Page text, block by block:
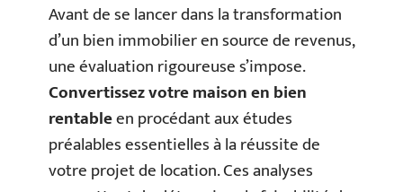
Avant de se lancer dans la transformation
d’un bien immobilier en source de revenus,
une évaluation rigoureuse s’impose.
Convertissez votre maison en bien
rentableen procédant aux études
préalables essentielles à la réussite de
votre projet de location. Ces analyses